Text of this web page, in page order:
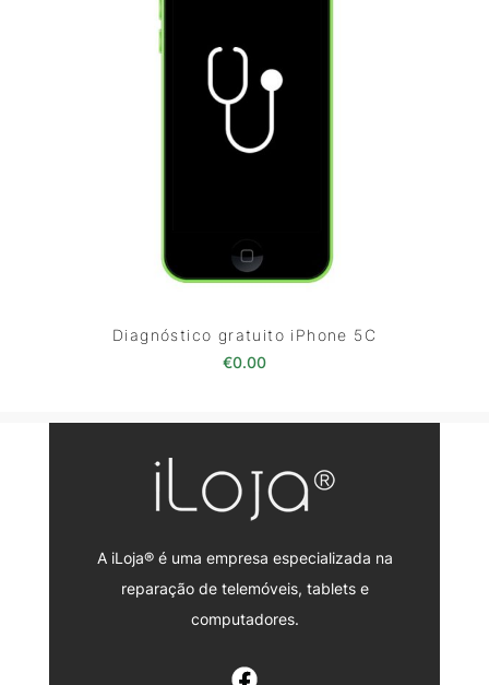
Diagnóstico gratuito iPhone 5C
€0.00
A iLoja® é uma empresa especializada na
reparação de telemóveis, tablets e
computadores.